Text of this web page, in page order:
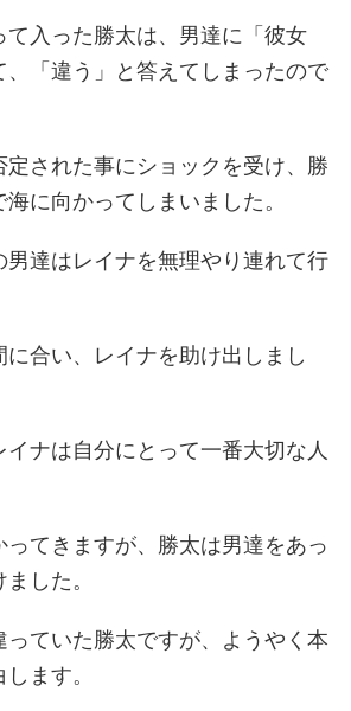
て入った勝太は、男達に「彼女
、「違う」と答えてしまったので
定された事にショックを受け、勝
に向かってしまいました。
男達はレイナを無理やり連れて行
に合い、レイナを助け出しまし
ナは自分にとって一番大切な人
ってきますが、勝太は男達をあっ
した。
ていた勝太ですが、ようやく本
ます。